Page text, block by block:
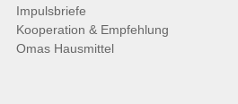
Impulsbriefe
Kooperation & Empfehlung
Omas Hausmittel